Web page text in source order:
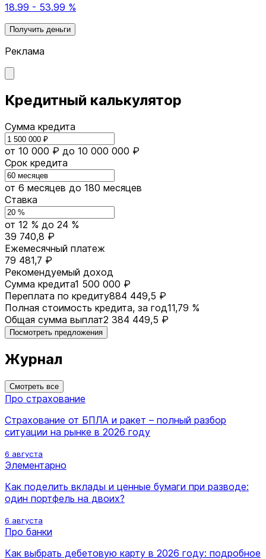
18.99 - 53.99 %
Получить деньги
Реклама
Кредитный калькулятор
Сумма кредита
от 10 000 ₽ до 10 000 000 ₽
Срок кредита
от 6 месяцев до 180 месяцев
Ставка
от 12 % до 24 %
39 740,8 ₽
Ежемесячный платеж
79 481,7 ₽
Рекомендуемый доход
Сумма кредита1 500 000 ₽
Переплата по кредиту884 449,5 ₽
Полная стоимость кредита, за год11,79 %
Общая сумма выплат2 384 449,5 ₽
Посмотреть предложения
Журнал
Смотреть все
Про страхование
Страхование от БПЛА и ракет – полный разбор
ситуации на рынке в 2026 году
6 августа
Элементарно
Как поделить вклады и ценные бумаги при разводе:
один портфель на двоих?
6 августа
Про банки
Как выбрать дебетовую карту в 2026 году: подробное